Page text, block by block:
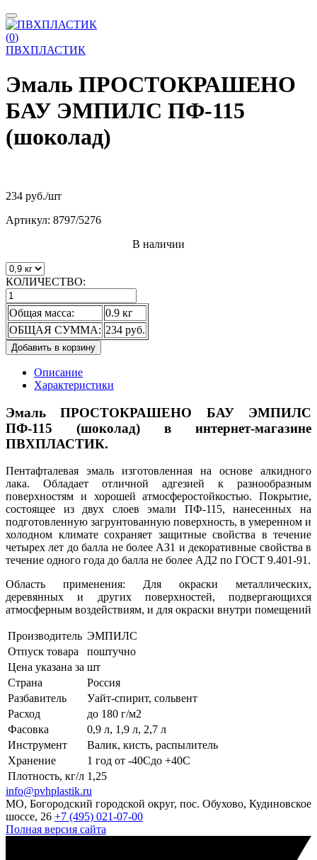
(0)
ПВХПЛАСТИК
Эмаль ПРОСТОКРАШЕНО
БАУ ЭМПИЛС ПФ-115
(шоколад)
234 руб./шт
Артикул: 8797/5276
В наличии
КОЛИЧЕСТВО:
Общая масса:
0.9 кг
ОБЩАЯ СУММА: 234 руб.
Добавить в корзину
Описание
Характеристики
Эмаль ПРОСТОКРАШЕНО БАУ ЭМПИЛС
ПФ-115 (шоколад) в интернет-магазине
ПВХПЛАСТИК.
Пентафталевая эмаль изготовленная на основе алкидного
лака. Обладает отличной адгезией к разнообразным
поверхностям и хорошей атмосферостойкостью. Покрытие,
состоящее из двух слоев эмали ПФ-115, нанесенных на
подготовленную загрунтованную поверхность, в умеренном и
холодном климате сохраняет защитные свойства в течение
четырех лет до балла не более АЗ1 и декоративные свойства в
течение одного года до балла не более АД2 по ГОСТ 9.401-91.
Область применения: Для окраски металлических,
деревянных и других поверхностей, подвергающихся
атмосферным воздействиям, и для окраски внутри помещений
Производитель ЭМПИЛС
Отпуск товара
поштучно
Цена указана за шт
Страна
Россия
Разбавитель
Уайт-спирит, сольвент
Расход
до 180 г/м2
Фасовка
0,9 л, 1,9 л, 2,7 л
Инструмент
Валик, кисть, распылитель
Хранение
1 год от -40Сдо +40С
Плотность, кг/л 1,25
info@pvhplastik.ru
МО, Богородский городской округ, пос. Обухово, Кудиновское
шоссе, 26 +7 (495) 021-07-00
Полная версия сайта